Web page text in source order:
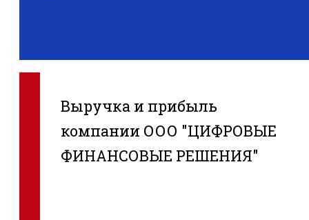
Выручка и прибыль
компании ООО "ЦИФРОВЫЕ
ФИНАНСОВЫЕ РЕШЕНИЯ"